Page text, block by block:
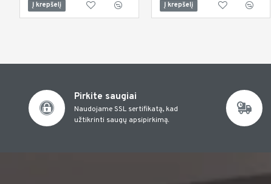
Į krepšelį Į krepšelį
Pirkite saugiai
Naudojame SSL sertifikatą, kad
užtikrinti saugų apsipirkimą.